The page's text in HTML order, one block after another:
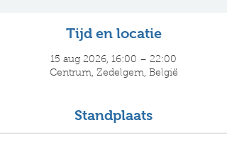
Tijd en locatie
15 aug 2026, 16:00 – 22:00
Centrum, Zedelgem, België
Standplaats